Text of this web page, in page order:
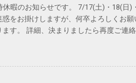
休暇のお知らせです。 7/17(土)・18(日
をお掛けしますが、何卒よろしくお
ます。 詳細、決まりましたら再度ご連